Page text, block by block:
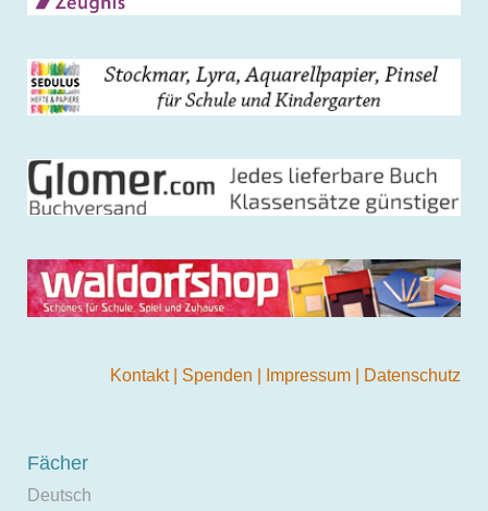
Kontakt Spenden Impressum Datenschutz
Fächer
Deutsch